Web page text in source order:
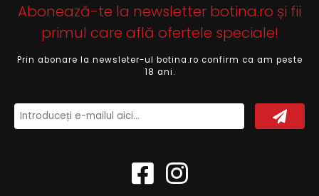
Abonează-te la newsletter botina.ro și fii
primul care află ofertele speciale!
Prin abonare la newsleter-ul botina.ro confirm ca am peste
18 ani.